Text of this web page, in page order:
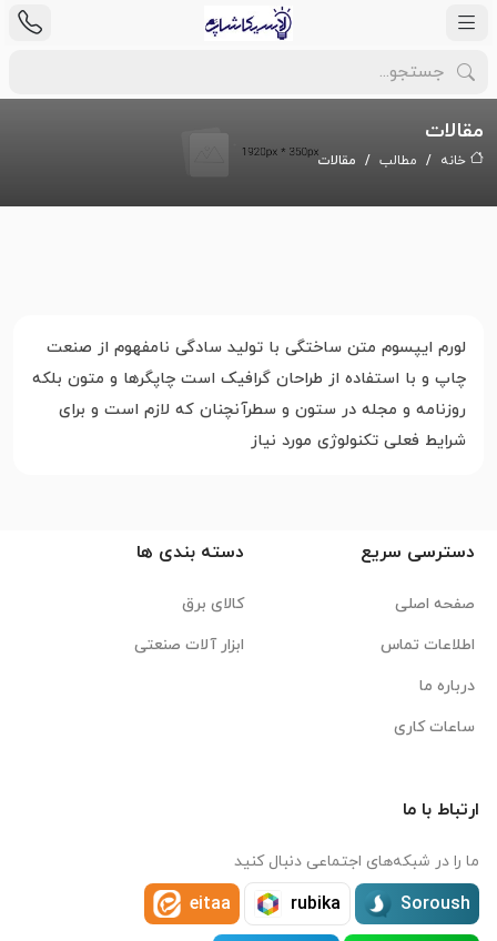
مقالات
خانه مطالب مقالات
لورم ایپسوم متن ساختگی با تولید سادگی نامفهوم از صنعت
چاپ و با استفاده از طراحان گرافیک است چاپگرها و متون بلکه
روزنامه و مجله در ستون و سطرآنچنان که لازم است و برای
شرایط فعلی تکنولوژی مورد نیاز
دسترسی سریع
صفحه اصلی
اطلاعات تماس
درباره ما
ساعات کاری
دسته بندی ها
کالای برق
ابزار آلات صنعتی
ارتباط با ما
ما را در شبکه‌های اجتماعی دنبال کنید
Soroush
rubika
eitaa